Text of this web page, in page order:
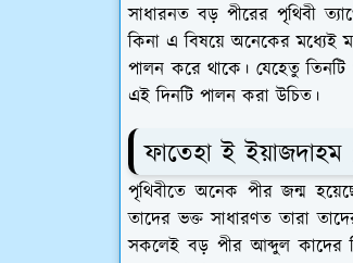
সাধারনত বড় পীরের পৃথিবী
কিনা এ বিষয়ে অনেকের মধ্যেই
পালন করে থাকে। যেহেতু
এই দিনটি পালন করা উচিত।
ফাতেহা ই ইয়াজদাহম
পৃথিবীতে অনেক পীর জন্ম
তাদের ভক্ত সাধারণত তারা
সকলেই বড় পীর আব্দুল কাদের